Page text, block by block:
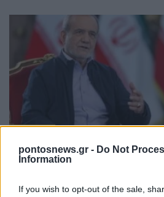
pontosnews.gr - Do Not
Information
If you wish to opt-out of the sale,
Πολιτικές αναταράξεις στο
6/08/2026 - 11:07πμ